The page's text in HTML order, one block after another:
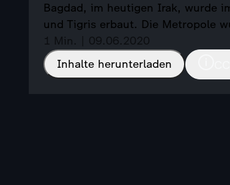
Bagdad, im heutigen Irak, wurde
und Tigris erbaut. Die Metropole
1 Min. | 09.06.2020
Inhalte herunterladen